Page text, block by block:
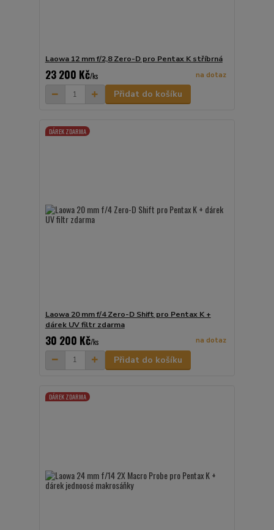
Laowa 12 mm f/2,8 Zero-D pro Pentax K stříbrná
23 200 Kč/ks na dotaz
Přidat do košíku
DÁREK ZDARMA
Laowa 20 mm f/4 Zero-D Shift pro Pentax K +
dárek UV filtr zdarma
30 200 Kč/ks na dotaz
Přidat do košíku
DÁREK ZDARMA